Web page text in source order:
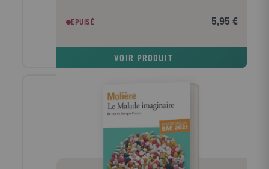
dames dans la rue, mais s'il pénètre derrière elles
dans les pâtisseries, il les attend sagement à la porte
fidélité conjugale, laquelle entorse refait brusquement
anglaise... Un troisième larron, rival de Pontagnac,
vient encore compliquer la situation. Et voilà la
mécanique en marche, "sans que s'affole un seul
rouage, sans que saute un seul ressort", comme dit
Jean Richepin.
EPUISÉ 5,95 €
VOIR PRODUIT